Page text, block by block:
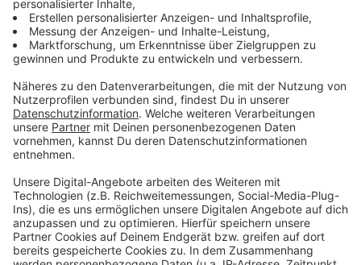
Wir verwenden einen Service eines
Drittanbieters, um Videoinhalte
einzubetten. Dieser Service kann
sammeln. Bitte lesen Sie die
Details durch und stimmen Sie der
Nutzung des Service zu, um dieses
Mehr Informationen
Akzeptieren
powered byUsercentrics Consent
Fünf für Nora Tschirner
Anzeige